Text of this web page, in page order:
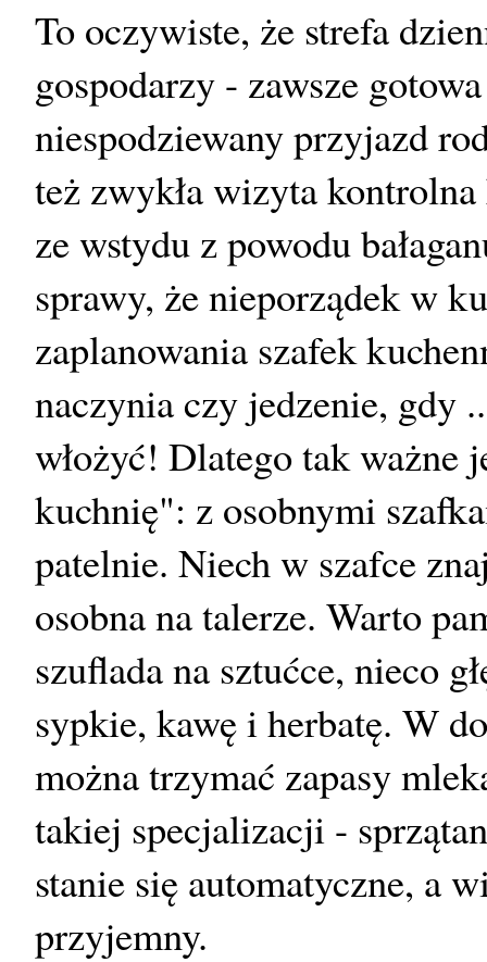
To oczywiste, że strefa
gospodarzy - zawsze
niespodziewany przyjazd
też zwykła wizyta
ze wstydu z powodu
sprawy, że nieporządek w
zaplanowania szafek
naczynia czy jedzenie, gdy
włożyć! Dlatego tak ważne
kuchnię": z osobnymi
patelnie. Niech w szafce
osobna na talerze. Warto
szuflada na sztućce, nieco
sypkie, kawę i herbatę. W
można trzymać zapasy
takiej specjalizacji -
stanie się automatyczne, a
przyjemny.